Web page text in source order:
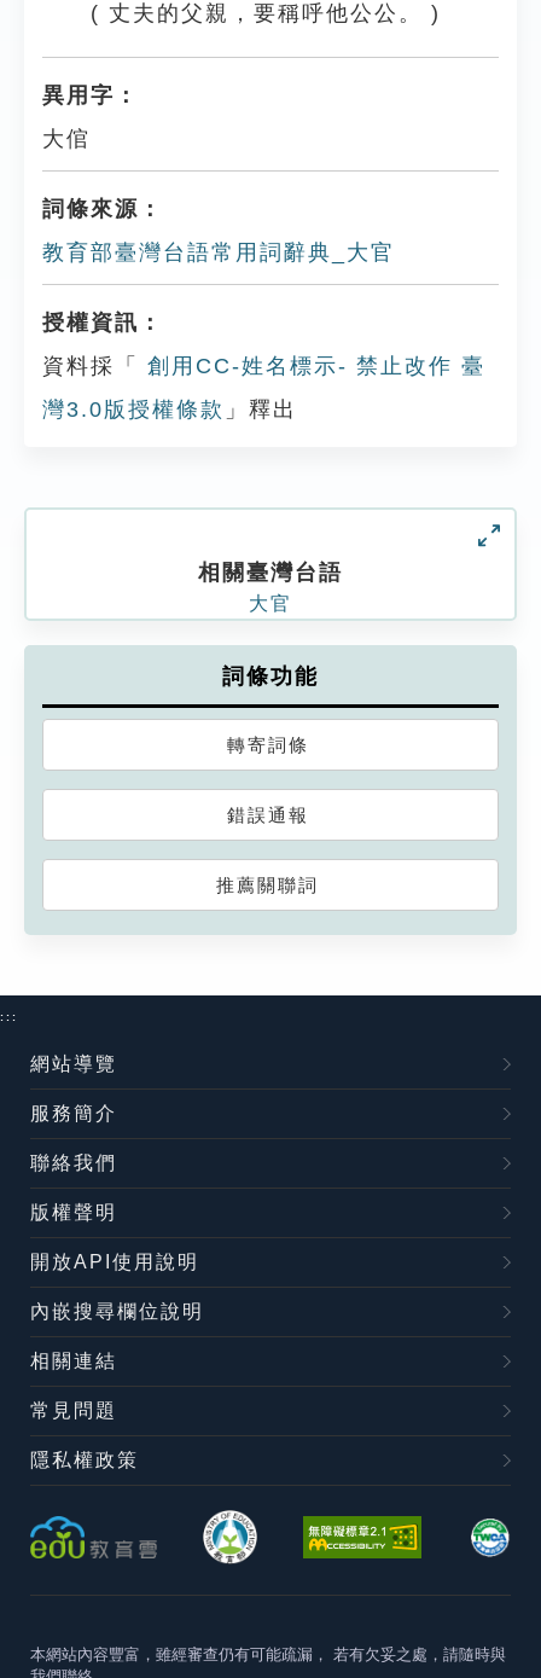
( 丈夫的父親，要稱呼他公公。 )
異用字：
大倌
詞條來源：
教育部臺灣台語常用詞辭典_大官
授權資訊：
資料採「
創用CC-姓名標示- 禁止改作 臺
灣3.0版授權條款 」釋出
相關臺灣台語
大官
詞條功能
轉寄詞條
錯誤通報
推薦關聯詞
:::
網站導覽
服務簡介
聯絡我們
版權聲明
開放API使用說明
內嵌搜尋欄位說明
相關連結
常見問題
隱私權政策
本網站內容豐富，雖經審查仍有可能疏漏， 若有欠妥之處，請隨時與